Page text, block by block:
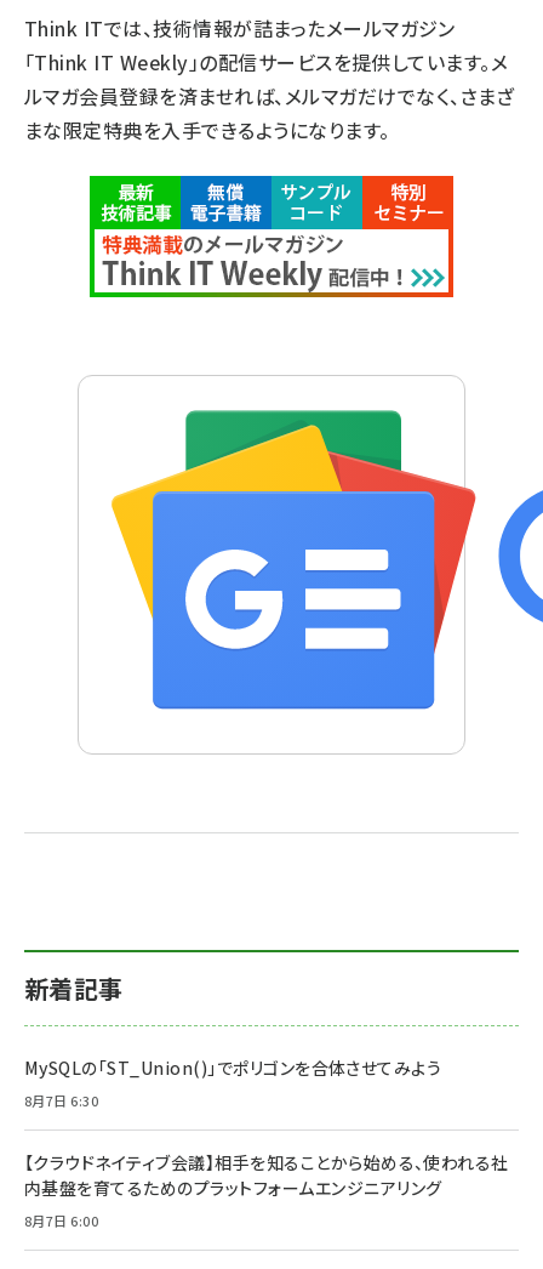
Think ITでは、技術情報が詰まったメールマガジン
「Think IT Weekly」の配信サービスを提供しています。メ
ルマガ会員登録を済ませれば、メルマガだけでなく、さまざ
まな限定特典を入手できるようになります。
新着記事
MySQLの「ST_Union()」でポリゴンを合体させてみよう
8月7日 6:30
【クラウドネイティブ会議】相手を知ることから始める、使われる社
内基盤を育てるためのプラットフォームエンジニアリング
8月7日 6:00